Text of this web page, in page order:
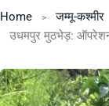
Home
जम्मू-कश्मीर